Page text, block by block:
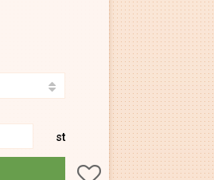
st
Lägg till i favoriter